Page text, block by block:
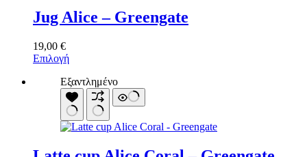
μπορούν
σελίδα
του
προϊόντος
Jug Alice – Greengate
19,00 €
ΕπιλογήΑυτό
προϊόν
έχει
πολλαπλές
παραλλαγές.
Οι
Εξαντλημένο